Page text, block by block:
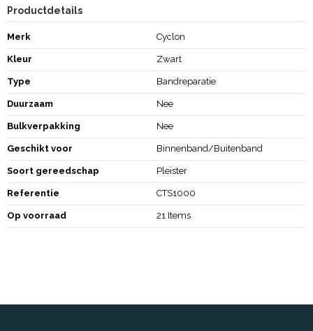
Productdetails
Merk Cyclon
Kleur Zwart
Type Bandreparatie
Duurzaam Nee
Bulkverpakking Nee
Geschikt voor Binnenband/Buitenband
Soort gereedschap Pleister
Referentie CTS1000
Op voorraad 21 Items